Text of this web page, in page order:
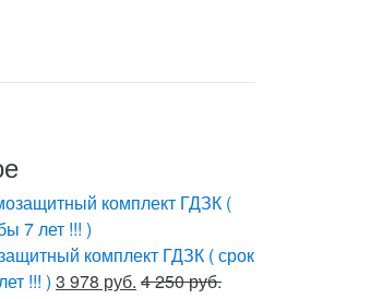
комплект ГДЗК ( срок
!!! ) 3 978 руб. 4 250 руб.